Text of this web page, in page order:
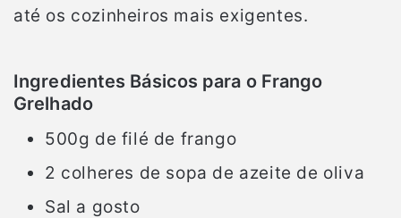
até os cozinheiros mais exigentes.
Ingredientes Básicos para o Frango
Grelhado
500g de filé de frango
2 colheres de sopa de azeite de oliva
Sal a gosto